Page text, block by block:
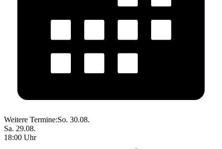
Weitere Termine:So. 30.08.
Sa. 29.08.
18:00 Uhr